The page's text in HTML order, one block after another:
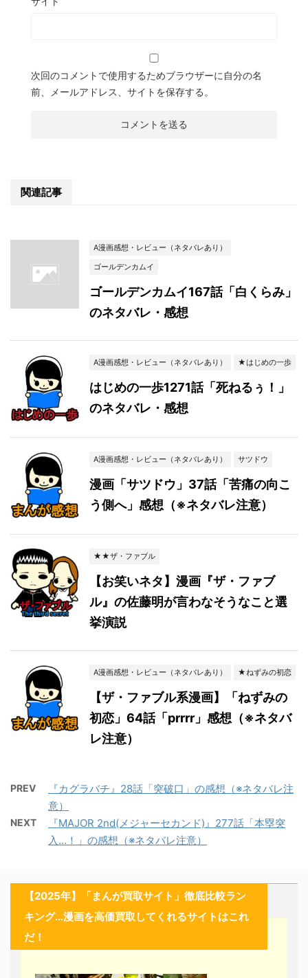
次回のコメントで使用するためブラウザーに自分の名
前、メールアドレス、サイトを保存する。
関連記事
A漫画感想・レビュー（ネタバレあり）
ゴールデンカムイ
ゴールデンカムイ167話「白くらみ」
のネタバレ・感想
A漫画感想・レビュー（ネタバレあり） ★はじめの一歩
はじめの一歩1271話「死ねるぅ！」
のネタバレ・感想
A漫画感想・レビュー（ネタバレあり） サツドウ
漫画「サツドウ」37話「苦痛の向こ
う側へ」感想（※ネタバレ注意）
★★ザ・ファブル
【お笑いネタ】漫画『ザ・ファブ
ル』の佐藤明が言わなそうなこと選
挙演説
A漫画感想・レビュー（ネタバレあり） ★ねずみの初恋
【ザ・ファブル系漫画】「ねずみの
初恋」64話「prrrr」感想（※ネタバ
レ注意）
PREV
『カグラバチ』28話「突破口」の感想（※ネタバレ注
意）
NEXT
『MAJOR 2nd(メジャーセカンド)』277話「本塁突
入…！」の感想（※ネタバレ注意）
【2025年】「まんが買取サイト」徹底比較ラン
キング…漫画を高価買取してくれるサイトはこれ
だ！